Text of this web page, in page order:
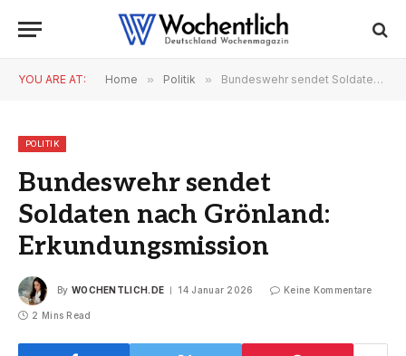
YOU ARE AT: Home » Politik » Bundeswehr sendet Soldaten nach Grönland: Erkundungsmission
POLITIK
Bundeswehr sendet
Soldaten nach Grönland:
Erkundungsmission
By WOCHENTLICH.DE 14 Januar 2026 Keine Kommentare
2 Mins Read